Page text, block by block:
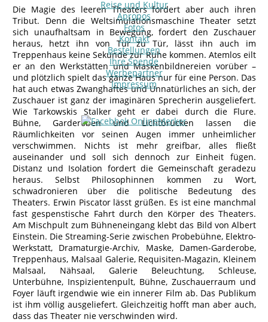
Reise und Kultur
Apropos
Fotos
Kontakt
Bestellungen
Ihre Spende
Werbepartner
Impressum
Die Magie des leeren Theaters fordert aber auch ihren
Tribut. Denn die Weltsimulationsmaschine Theater setzt
sich unaufhaltsam in Bewegung, fordert den Zuschauer
heraus, hetzt ihn von Tür zu Tür, lässt ihn auch im
Treppenhaus keine Sekunde zur Ruhe kommen. Atemlos eilt
er an den Werkstätten und Maskenbildnereien vorüber –
und plötzlich spielt das ganze Haus nur für eine Person. Das
hat auch etwas Zwanghaftes und Unnatürliches an sich, der
Zuschauer ist ganz der imaginären Sprecherin ausgeliefert.
Wie Tarkowskis Stalker geht er dabei durch die Flure.
Bühne, Garderoben und Lichtbrücken lassen die
Räumlichkeiten vor seinen Augen immer unheimlicher
verschwimmen. Nichts ist mehr greifbar, alles fließt
auseinander und soll sich dennoch zur Einheit fügen.
Distanz und Isolation fordert die Gemeinschaft geradezu
heraus. Selbst Philosophinnen kommen zu Wort,
schwadronieren über die politische Bedeutung des
Theaters. Erwin Piscator lässt grüßen. Es ist eine manchmal
fast gespenstische Fahrt durch den Körper des Theaters.
Am Mischpult zum Bühneneingang klebt das Bild von Albert
Einstein. Die Streaming-Serie zwischen Probebühne, Elektro-
Werkstatt, Dramaturgie-Archiv, Maske, Damen-Garderobe,
Treppenhaus, Malsaal Galerie, Requisiten-Magazin, Kleinem
Malsaal, Nähsaal, Galerie Beleuchtung, Schleuse,
Unterbühne, Inspizientenpult, Bühne, Zuschauerraum und
Foyer läuft irgendwie wie ein innerer Film ab. Das Publikum
ist ihm völlig ausgeliefert. Gleichzeitig hofft man aber auch,
dass das Theater nie verschwinden wird.